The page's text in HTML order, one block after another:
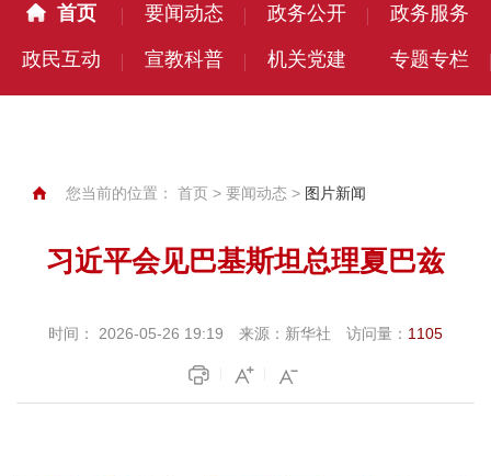
首页 要闻动态 政务公开 政务服务
政民互动 宣教科普 机关党建 专题专栏
您当前的位置： 首页 > 要闻动态 > 图片新闻
习近平会见巴基斯坦总理夏巴兹
时间： 2026-05-26 19:19 来源： 新华社 访问量： 1105